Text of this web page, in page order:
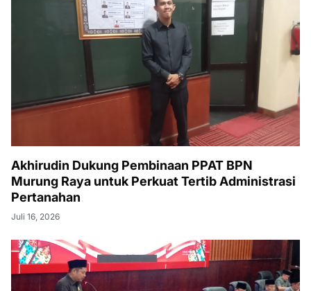
Akhirudin Dukung Pembinaan PPAT BPN
Murung Raya untuk Perkuat Tertib Administrasi
Pertanahan
Juli 16, 2026